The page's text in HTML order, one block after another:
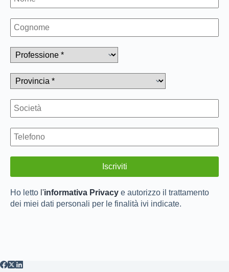
Ho letto l'informativa Privacy e autorizzo il trattamento
dei miei dati personali per le finalità ivi indicate.